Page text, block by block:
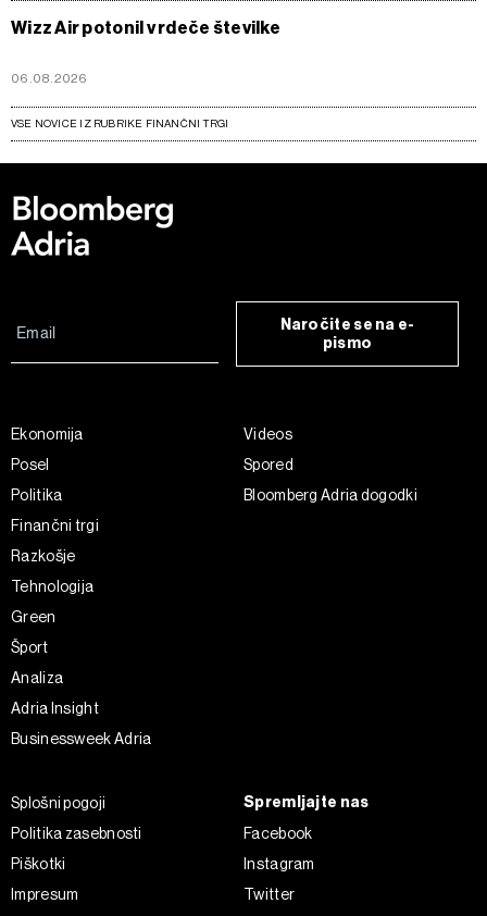
Wizz Air potonil v rdeče številke
06.08.2026
VSE NOVICE IZ RUBRIKE FINANČNI TRGI
Naročite se na e-
pismo
Ekonomija
Posel
Politika
Finančni trgi
Razkošje
Tehnologija
Green
Šport
Analiza
Adria Insight
Businessweek Adria
Videos
Spored
Bloomberg Adria dogodki
Splošni pogoji
Politika zasebnosti
Piškotki
Impresum
Spremljajte nas
Facebook
Instagram
Twitter